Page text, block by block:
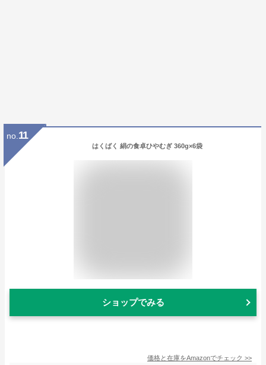
no. 11
はくばく 絹の食卓ひやむぎ 360g×6袋
ショップでみる
価格と在庫をAmazonでチェック >>